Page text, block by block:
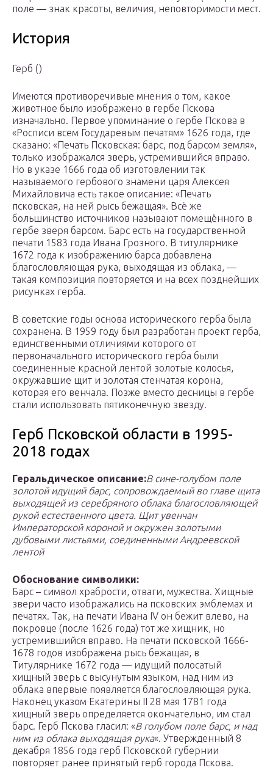
поле — знак красоты, величия, неповторимости мест.
История
Герб ()
Имеются противоречивые мнения о том, какое
животное было изображено в гербе Пскова
изначально. Первое упоминание о гербе Пскова в
«Росписи всем Государевым печатям» 1626 года, где
сказано: «Печать Псковская: барс, под барсом земля»,
только изображался зверь, устремившийся вправо.
Но в указе 1666 года об изготовлении так
называемого гербового знамени царя Алексея
Михайловича есть такое описание: «Печать
псковская, на ней рысь бежащая». Всё же
большинство источников называют помещённого в
гербе зверя барсом. Барс есть на государственной
печати 1583 года Ивана Грозного. В титулярнике
1672 года к изображению барса добавлена
благословляющая рука, выходящая из облака, —
такая композиция повторяется и на всех позднейших
рисунках герба.
В советские годы основа исторического герба была
сохранена. В 1959 году был разработан проект герба,
единственными отличиями которого от
первоначального исторического герба были
соединенные красной лентой золотые колосья,
окружавшие щит и золотая стенчатая корона,
которая его венчала. Позже вместо десницы в гербе
стали использовать пятиконечную звезду.
Герб Псковской области в 1995-
2018 годах
Геральдическое описание:В сине-голубом поле
золотой идущий барс, сопровождаемый во главе щита
выходящей из серебряного облака благословляющей
рукой естественного цвета. Щит увенчан
Императорской короной и окружен золотыми
дубовыми листьями, соединенными Андреевской
лентой
Обоснование символики:
Барс – символ храбрости, отваги, мужества. Хищные
звери часто изображались на псковских эмблемах и
печатях. Так, на печати Ивана IV он бежит влево, на
покровце (после 1626 года) тот же хищник, но
устремившийся вправо. На печати псковской 1666-
1678 годов изображена рысь бежащая, в
Титулярнике 1672 года — идущий полосатый
хищный зверь с высунутым языком, над ним из
облака впервые появляется благословляющая рука.
Наконец указом Екатерины II 28 мая 1781 года
хищный зверь определяется окончательно, им стал
барс. Герб Пскова гласил: «В голубом поле барс, и над
ним из облака выходящая рука«. Утвержденный 8
декабря 1856 года герб Псковской губернии
повторяет ранее принятый герб города Пскова.